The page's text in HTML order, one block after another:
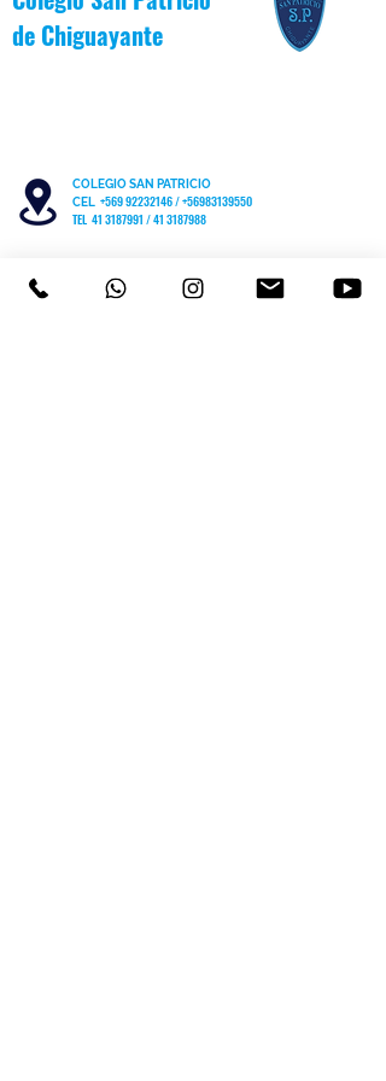
de Chiguayante
COLEGIO SAN PATRICIO
CEL +569 92232146/+56983139550
TEL 41 3187991 / 41 3187988
PARVULARIO "PATITO JANITO"
LOS CARRERA #481 CHIGUAYANTE